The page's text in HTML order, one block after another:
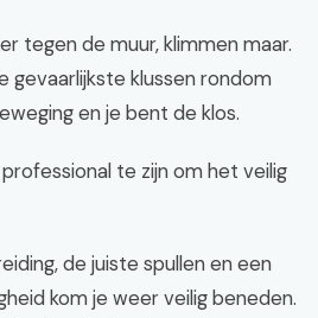
tegen de muur, klimmen maar.
gevaarlijkste klussen rondom
en je bent de klos.
te zijn om het veilig
de juiste spullen en een
kom je weer veilig beneden.